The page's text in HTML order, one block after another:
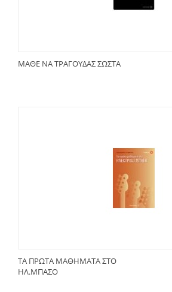
ΜΑΘΕ ΝΑ ΤΡΑΓΟΥΔΑΣ ΣΩΣΤΑ
ΤΑ ΠΡΩΤΑ ΜΑΘΗΜΑΤΑ ΣΤΟ
ΗΛ.ΜΠΑΣΟ